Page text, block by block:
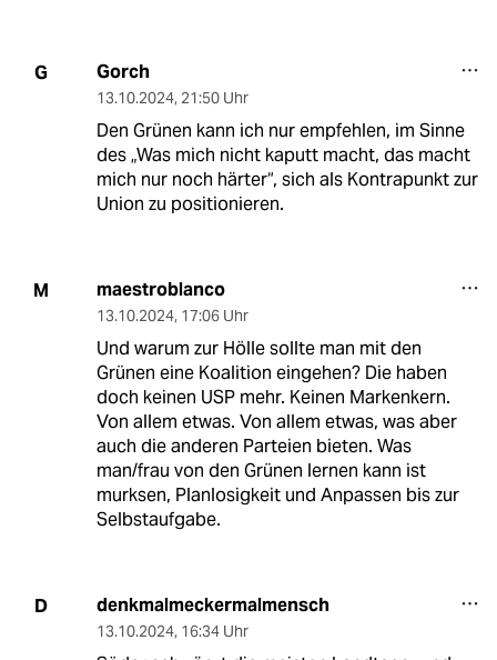
G Gorch
13.10.2024, 21:50 Uhr
Den Grünen kann ich nur empfehlen, im Sinne
des „Was mich nicht kaputt macht, das macht
mich nur noch härter“, sich als Kontrapunkt zur
Union zu positionieren.
M maestroblanco
13.10.2024, 17:06 Uhr
Und warum zur Hölle sollte man mit den
Grünen eine Koalition eingehen? Die haben
doch keinen USP mehr. Keinen Markenkern.
Von allem etwas. Von allem etwas, was aber
auch die anderen Parteien bieten. Was
man/frau von den Grünen lernen kann ist
murksen, Planlosigkeit und Anpassen bis zur
Selbstaufgabe.
D denkmalmeckermalmensch
13.10.2024, 16:34 Uhr